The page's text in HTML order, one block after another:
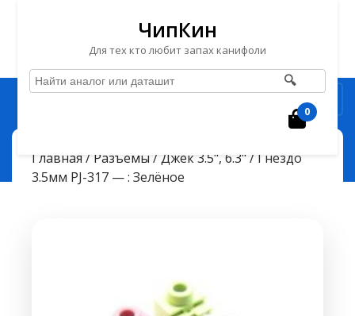
Перейти
содержимому
ЧипКин
Для тех кто любит запах канифоли
🔍
0
ЧипКин> > Гнездо 3.5мм PJ-317 — : Зелёное
Главная/ Разъёмы/ Джек 3.5", 6.3"/ Гнездо
3.5мм PJ-317 — : Зелёное